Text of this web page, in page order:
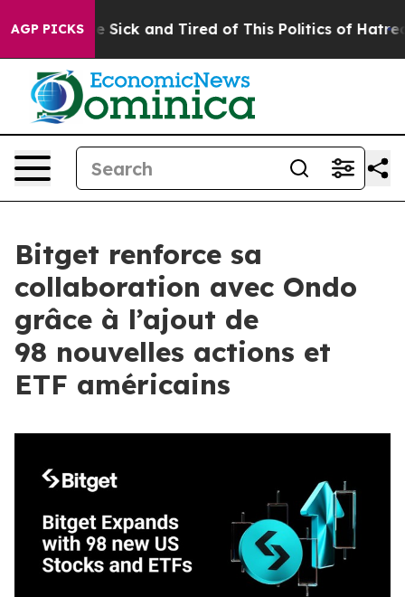
AGP PICKS
Are Sick and Tired of This Politics of Hatred”
Bitget renforce sa
collaboration avec Ondo
grâce à l’ajout de
98 nouvelles actions et
ETF américains